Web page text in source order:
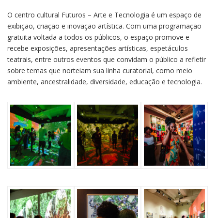
O centro cultural Futuros – Arte e Tecnologia é um espaço de
exibição, criação e inovação artística. Com uma programação
gratuita voltada a todos os públicos, o espaço promove e
recebe exposições, apresentações artísticas, espetáculos
teatrais, entre outros eventos que convidam o público a refletir
sobre temas que norteiam sua linha curatorial, como meio
ambiente, ancestralidade, diversidade, educação e tecnologia.